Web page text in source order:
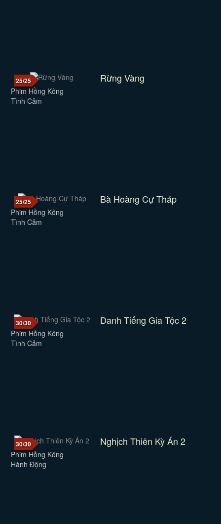
25/25 Rừng Vàng
Phim Hồng Kông
Tình Cảm
25/25 Bà Hoàng Cự Tháp
Phim Hồng Kông
Tình Cảm
30/30 Danh Tiếng Gia Tộc 2
Phim Hồng Kông
Tình Cảm
30/30 Nghịch Thiên Kỳ Án 2
Phim Hồng Kông
Hành Động